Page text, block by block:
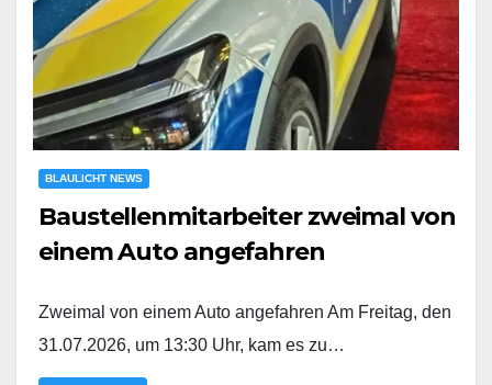
BLAULICHT NEWS
Baustellenmitarbeiter zweimal von
einem Auto angefahren
Zweimal von einem Auto angefahren Am Freitag, den
31.07.2026, um 13:30 Uhr, kam es zu…